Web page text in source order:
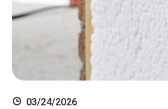
03/24/2026